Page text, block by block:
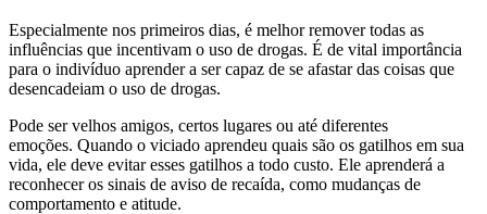
Especialmente nos primeiros dias, é melhor remover todas as
influências que incentivam o uso de drogas. É de vital importância
para o indivíduo aprender a ser capaz de se afastar das coisas que
desencadeiam o uso de drogas.
Pode ser velhos amigos, certos lugares ou até diferentes
emoções. Quando o viciado aprendeu quais são os gatilhos em sua
vida, ele deve evitar esses gatilhos a todo custo. Ele aprenderá a
reconhecer os sinais de aviso de recaída, como mudanças de
comportamento e atitude.